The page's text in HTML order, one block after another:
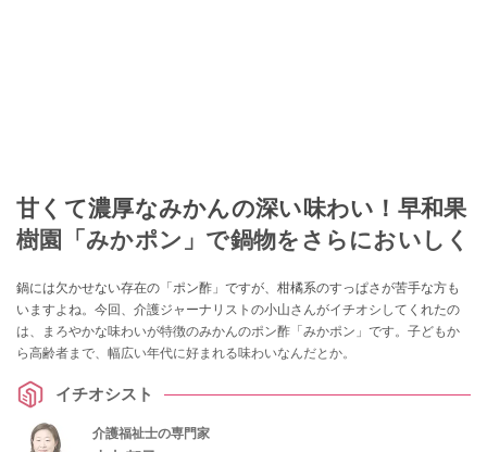
甘くて濃厚なみかんの深い味わい！早和果
樹園「みかポン」で鍋物をさらにおいしく
鍋には欠かせない存在の「ポン酢」ですが、柑橘系のすっぱさが苦手な方も
いますよね。今回、介護ジャーナリストの小山さんがイチオシしてくれたの
は、まろやかな味わいが特徴のみかんのポン酢「みかポン」です。子どもか
ら高齢者まで、幅広い年代に好まれる味わいなんだとか。
イチオシスト
介護福祉士の専門家